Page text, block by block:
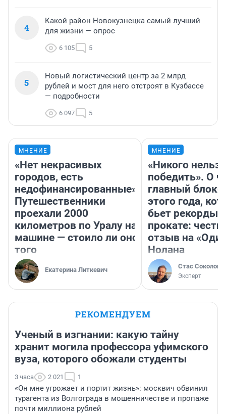
4
Какой район Новокузнецка самый лучший
для жизни — опрос
6 105 5
5
Новый логистический центр за 2 млрд
рублей и мост для него отстроят в Кузбассе
— подробности
6 097 5
МНЕНИЕ
«Нет некрасивых
городов, есть
недофинансированные».
Путешественники
проехали 2000
километров по Уралу на
машине — стоило ли оно
того
Екатерина Литкевич
МНЕНИЕ
«Никого нельзя
победить». О
главный
этого года,
бьет рекорды в
прокате:
отзыв на
Нолана
Стас Соколов
Эксперт
РЕКОМЕНДУЕМ
Ученый в изгнании: какую тайну
хранит могила профессора уфимского
вуза, которого обожали студенты
3 часа 2 021 1
«Он мне угрожает и портит жизнь»: москвич обвинил
турагента из Волгограда в мошенничестве и пропаже
почти миллиона рублей